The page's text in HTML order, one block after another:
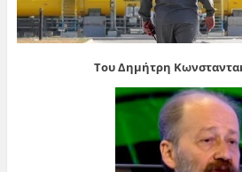
Του Δημήτρη